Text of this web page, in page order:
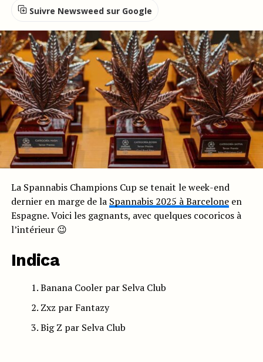
Suivre Newsweed sur Google
La Spannabis Champions Cup se tenait le week-end
dernier en marge de la Spannabis 2025 à Barceloneen
Espagne. Voici les gagnants, avec quelques cocoricos à
l’intérieur 😉
Indica
Banana Cooler par Selva Club
Zxz par Fantazy
Big Z par Selva Club